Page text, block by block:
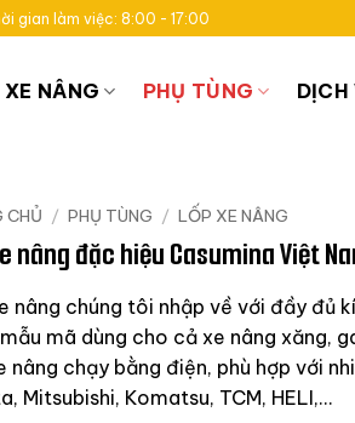
gian làm việc: 8:00 - 17:00
NÂNG PHỤ TÙNG DỊCH
CHỦ / PHỤ TÙNG / LỐP XE NÂNG
nâng đặc hiệu Casumina Việt
nâng chúng tôi nhập về với đầy đủ
mã dùng cho cả xe nâng xăng,
nâng chạy bằng điện, phù hợp với
Mitsubishi, Komatsu, TCM, HELI,…